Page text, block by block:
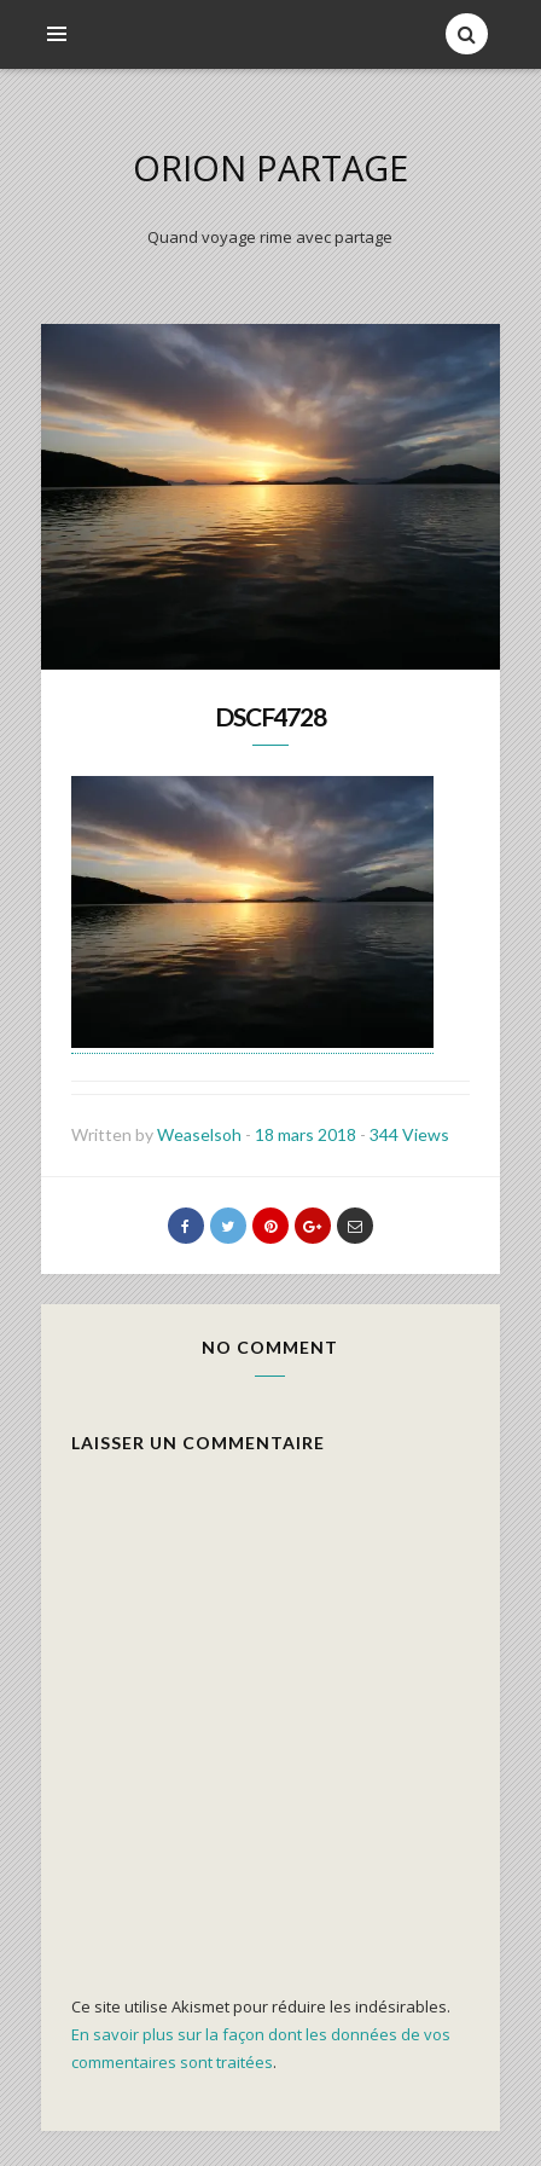
ORION PARTAGE
Quand voyage rime avec partage
DSCF4728
Written byWeaselsoh - 18 mars 2018 - 344 Views
NO COMMENT
LAISSER UN COMMENTAIRE
Ce site utilise Akismet pour réduire les indésirables.
En savoir plus sur la façon dont les données de vos
commentaires sont traitées.